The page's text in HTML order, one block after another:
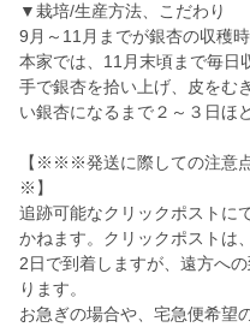
▼栽培/生産方法、こだわり
9月～11月までが銀杏の収穫時
本家では、11月末頃まで毎日
手で銀杏を拾い上げ、皮をむ
い銀杏になるまで２～３日ほ
【※※※発送に際しての注意
※】
追跡可能なクリックポストに
かねます。クリックポストは
2日で到着しますが、遠方へ
ります。
お急ぎの場合や、宅急便希望